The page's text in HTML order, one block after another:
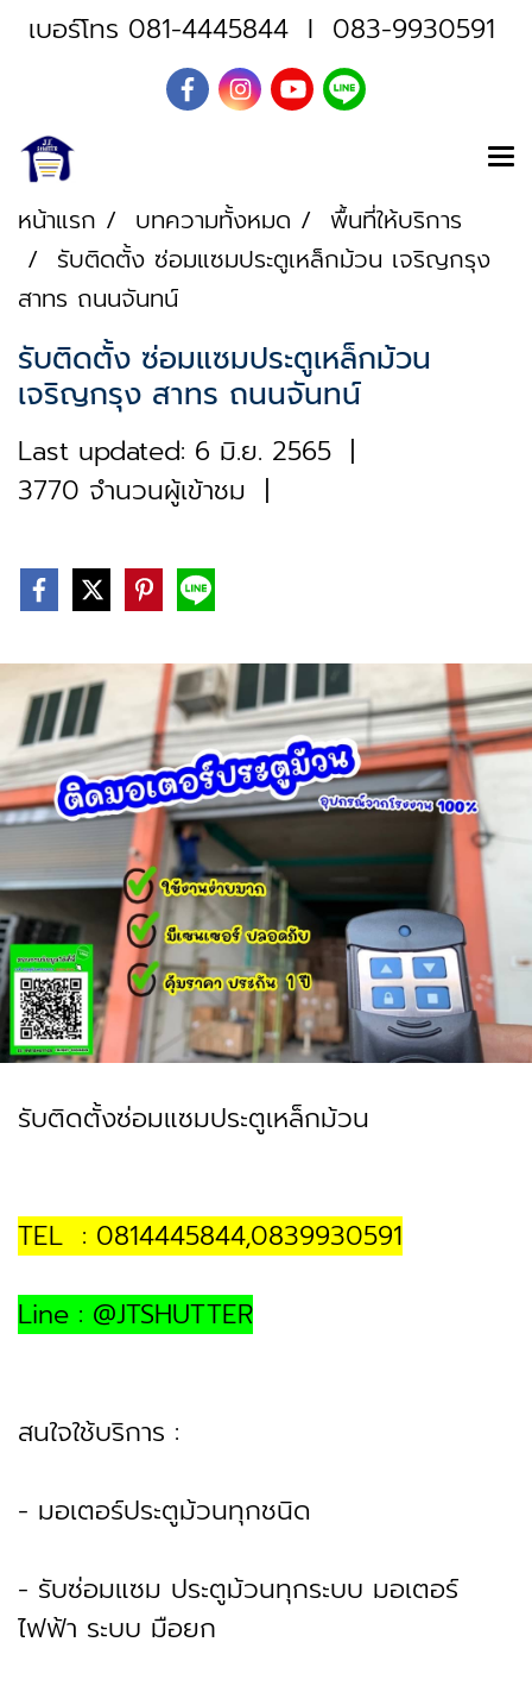
เบอร์โทร 081-4445844I 083-9930591
หน้าแรก บทความทั้งหมด
พื้นที่ให้บริการ
รับติดตั้ง ซ่อมแซมประตูเหล็กม้วน เจริญกรุง
สาทร ถนนจันทน์
รับติดตั้ง ซ่อมแซมประตูเหล็กม้วน
เจริญกรุง สาทร ถนนจันทน์
Last updated: 6 มิ.ย. 2565 |
3770 จำนวนผู้เข้าชม |
รับติดตั้งซ่อมแซมประตูเหล็กม้วน
TEL : 0814445844,0839930591
Line : @JTSHUTTER
สนใจใช้บริการ :
- มอเตอร์ประตูม้วนทุกชนิด
- รับซ่อมแซม ประตูม้วนทุกระบบ มอเตอร์
ไฟฟ้า ระบบ มือยก